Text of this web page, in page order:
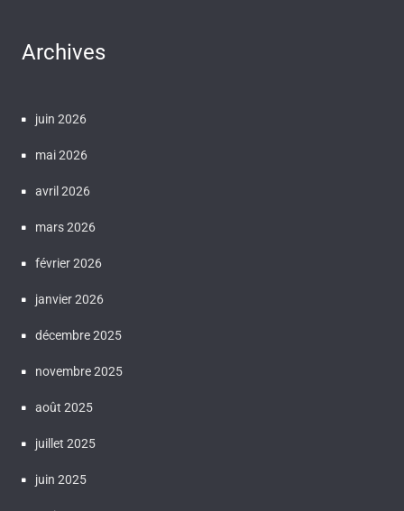
Archives
juin 2026
mai 2026
avril 2026
mars 2026
février 2026
janvier 2026
décembre 2025
novembre 2025
août 2025
juillet 2025
juin 2025